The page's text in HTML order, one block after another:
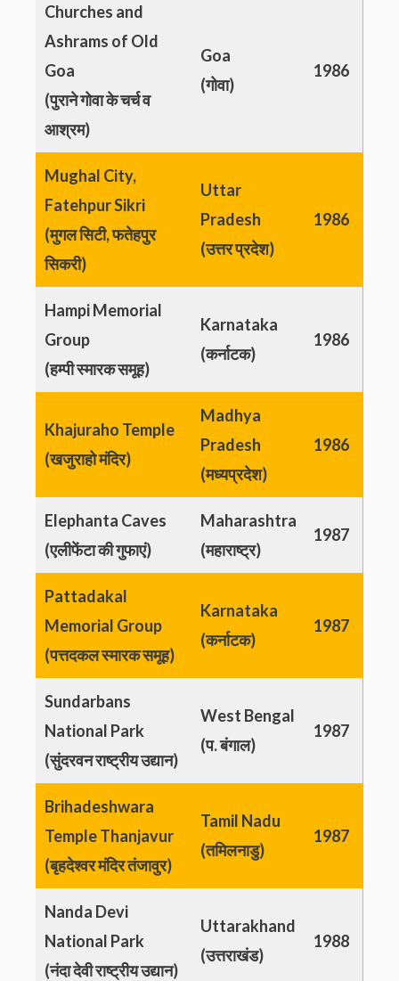
Churches and
Ashrams of Old
Goa
(पुराने गोवा के चर्च व
आश्रम)
Goa
(गोवा)
1986
Mughal City,
Fatehpur Sikri
(मुगल सिटी, फतेहपुर
सिकरी)
Uttar
Pradesh
(उत्तर प्रदेश)
1986
Hampi Memorial
Group
(हम्पी स्मारक समूह)
Karnataka
(कर्नाटक)
1986
Khajuraho Temple
(खजुराहो मंदिर)
Madhya
Pradesh
(मध्यप्रदेश)
1986
Elephanta Caves
(एलीफेंटा की गुफाएं)
Maharashtra
(महाराष्ट्र)
1987
Pattadakal
Memorial Group
(पत्तदकल स्मारक समूह)
Karnataka
(कर्नाटक)
1987
Sundarbans
National Park
(सुंदरवन राष्ट्रीय उद्यान)
West Bengal
(प. बंगाल)
1987
Brihadeshwara
Temple Thanjavur
(बृहदेश्वर मंदिर तंजावुर)
Tamil Nadu
(तमिलनाडु)
1987
Nanda Devi
National Park
(नंदा देवी राष्ट्रीय उद्यान)
Uttarakhand
(उत्तराखंड)
1988